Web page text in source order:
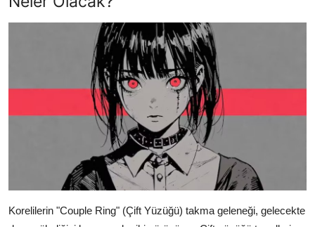
Korelilerin "Couple Ring" (Çift Yüzüğü) takma geleneği, gelecekte